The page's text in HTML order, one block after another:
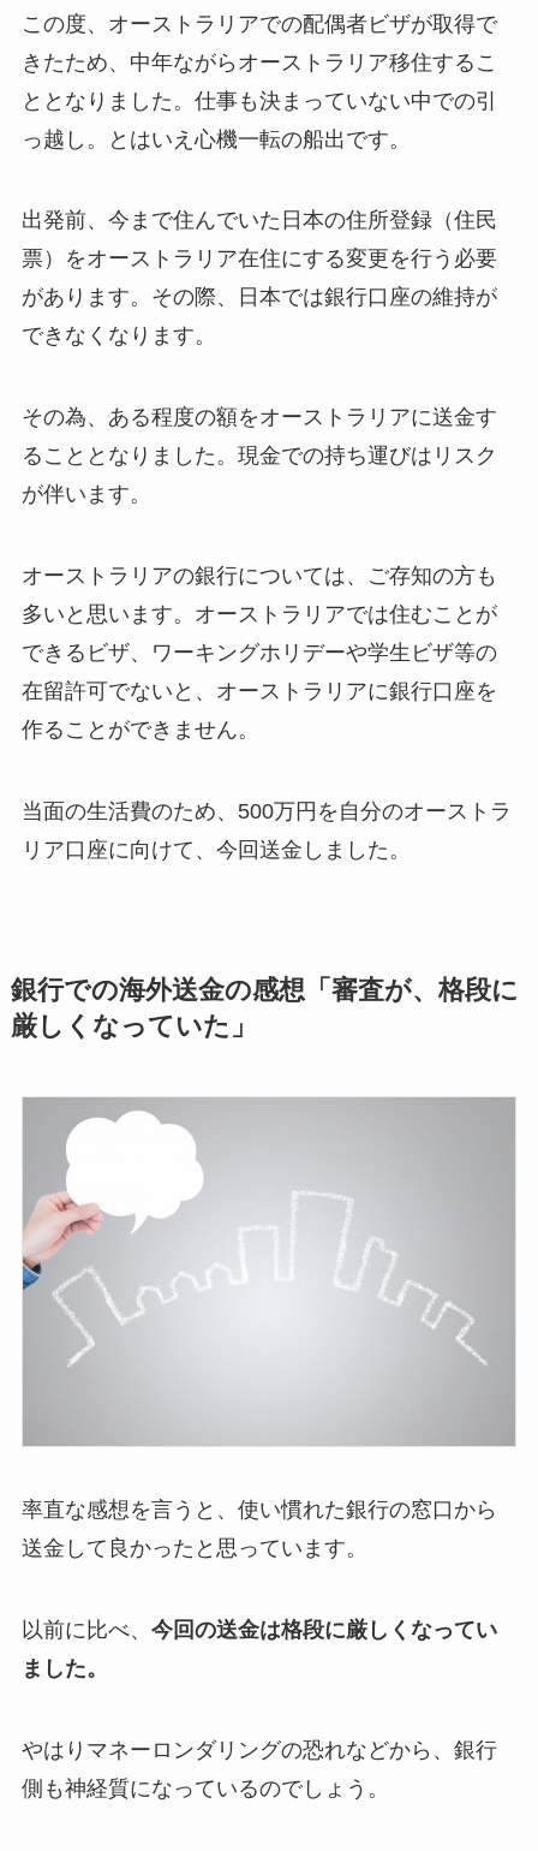
この度、オーストラリアでの配偶者ビザが取得で
きたため、中年ながらオーストラリア移住するこ
ととなりました。仕事も決まっていない中での引
っ越し。とはいえ心機一転の船出です。
出発前、今まで住んでいた日本の住所登録（住民
票）をオーストラリア在住にする変更を行う必要
があります。その際、日本では銀行口座の維持が
できなくなります。
その為、ある程度の額をオーストラリアに送金す
ることとなりました。現金での持ち運びはリスク
が伴います。
オーストラリアの銀行については、ご存知の方も
多いと思います。オーストラリアでは住むことが
できるビザ、ワーキングホリデーや学生ビザ等の
在留許可でないと、オーストラリアに銀行口座を
作ることができません。
当面の生活費のため、500万円を自分のオーストラ
リア口座に向けて、今回送金しました。
銀行での海外送金の感想「審査が、格段に
厳しくなっていた」
率直な感想を言うと、使い慣れた銀行の窓口から
送金して良かったと思っています。
以前に比べ、 今回の送金は格段に厳しくなってい
ました。
やはりマネーロンダリングの恐れなどから、銀行
側も神経質になっているのでしょう。